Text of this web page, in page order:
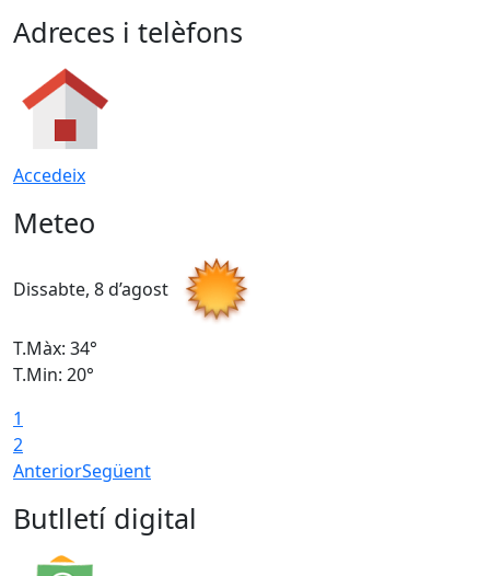
Adreces i telèfons
Accedeix
Meteo
Dissabte, 8 d’agost
T.Màx: 34°
T.Min: 20°
1
2
AnteriorSegüent
Butlletí digital